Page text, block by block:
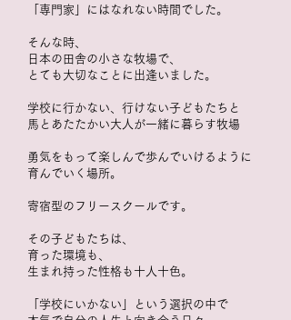
「専門家」にはなれない時間でした。
そんな時、
日本の田舎の小さな牧場で、
とても大切なことに出逢いました。
学校に行かない、行けない子どもたちと
馬とあたたかい大人が一緒に暮らす牧場
勇気をもって楽しんで歩んでいけるように
育んでいく場所。
寄宿型のフリースクールです。
その子どもたちは、
育った環境も、
生まれ持った性格も十人十色。
「学校にいかない」という選択の中で